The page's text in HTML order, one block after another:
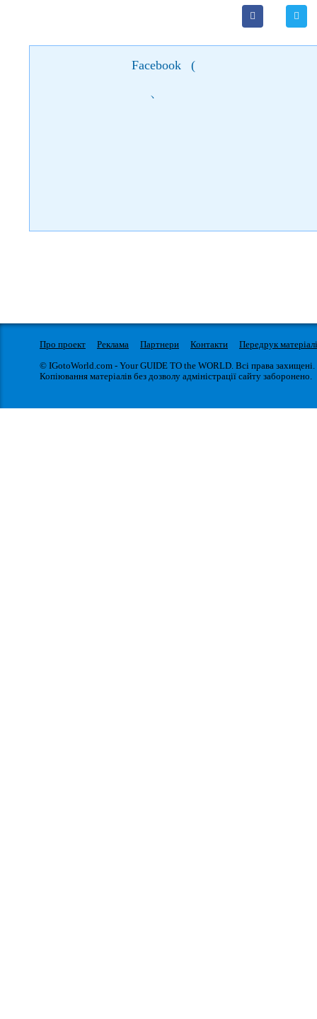
Facebook (
)
Про проект Реклама Партнери Контакти
Передрук
© IGotoWorld.com - Your GUIDE TO the WORLD. Всі права захищені.
Копіювання матеріалів без дозволу адміністрації сайту заборонено.